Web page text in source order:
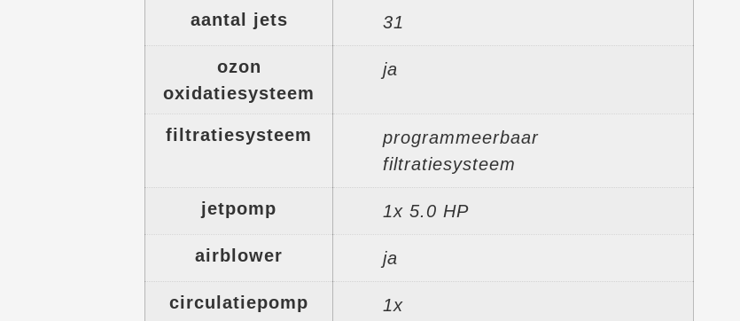
aantal jets 31
ozon
oxidatiesysteem
ja
filtratiesysteem
programmeerbaar
filtratiesysteem
jetpomp 1x 5.0 HP
airblower ja
circulatiepomp 1x